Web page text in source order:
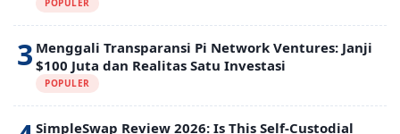
3 Menggali Transparansi Pi Network Ventures: Janji
$100 Juta dan Realitas Satu Investasi
POPULER
SimpleSwap Review 2026: Is This Self-Custodial